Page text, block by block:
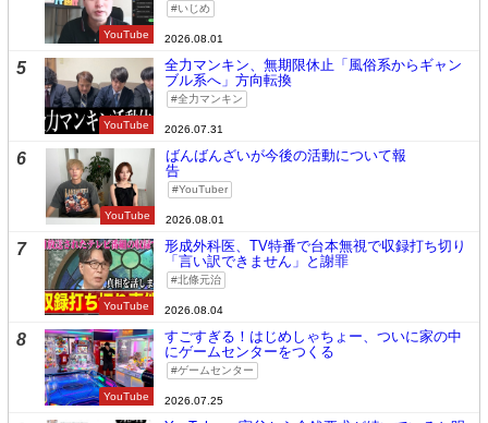
YouTube
いじめ
2026.08.01
5
YouTube
全力マンキン、無期限休止「風俗系からギャン
ブル系へ」方向転換
全力マンキン
2026.07.31
6
YouTube
ばんばんざいが今後の活動について報
告
YouTuber
2026.08.01
7
YouTube
形成外科医、TV特番で台本無視で収録打ち切り
「言い訳できません」と謝罪
北條元治
2026.08.04
8
YouTube
すごすぎる！はじめしゃちょー、ついに家の中
にゲームセンターをつくる
ゲームセンター
2026.07.25